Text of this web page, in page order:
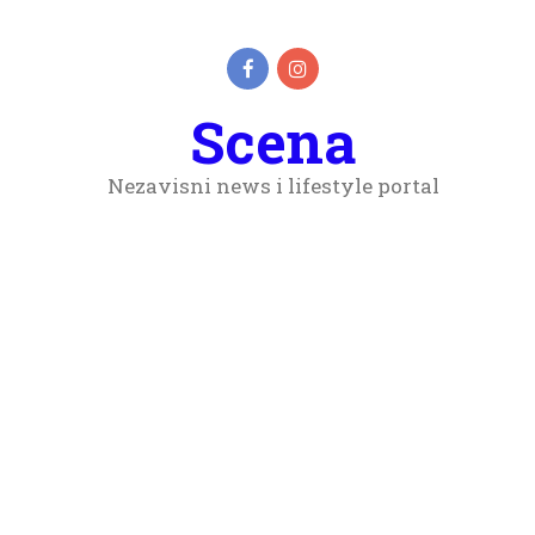
Scena
Nezavisni news i lifestyle portal